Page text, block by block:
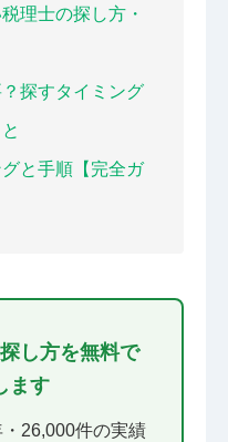
理士の探し方・
探すタイミング
と手順【完全ガ
し方を無料で
ます
26,000件の実績